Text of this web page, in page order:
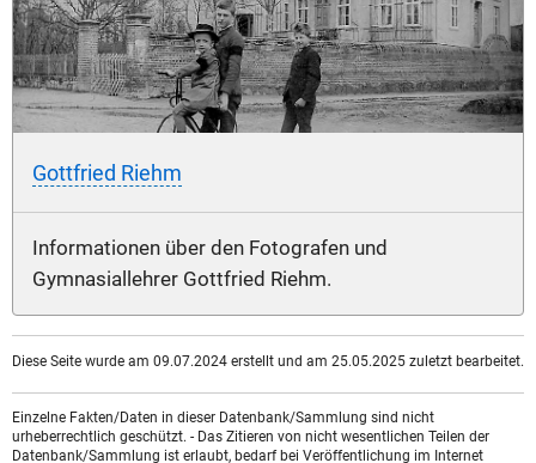
Gottfried Riehm
Informationen über den Fotografen und
Gymnasiallehrer Gottfried Riehm.
Diese Seite wurde am 09.07.2024 erstellt und am 25.05.2025 zuletzt bearbeitet.
Einzelne Fakten/Daten in dieser Datenbank/Sammlung sind nicht
urheberrechtlich geschützt. - Das Zitieren von nicht wesentlichen Teilen der
Datenbank/Sammlung ist erlaubt, bedarf bei Veröffentlichung im Internet